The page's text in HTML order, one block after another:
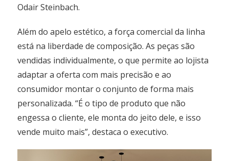
Odair Steinbach.
Além do apelo estético, a força comercial da linha
está na liberdade de composição. As peças são
vendidas individualmente, o que permite ao lojista
adaptar a oferta com mais precisão e ao
consumidor montar o conjunto de forma mais
personalizada. “É o tipo de produto que não
engessa o cliente, ele monta do jeito dele, e isso
vende muito mais”, destaca o executivo.